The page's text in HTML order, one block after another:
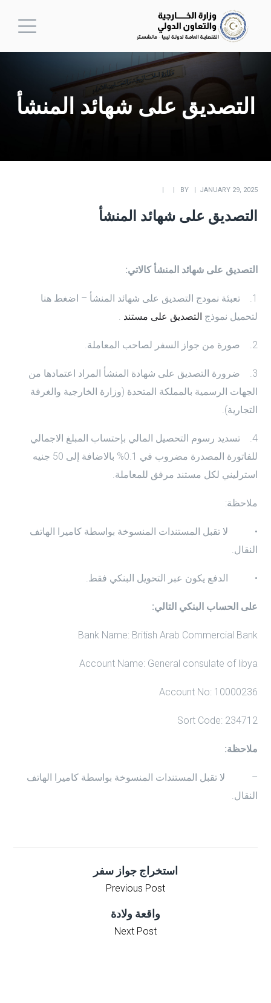
التصديق على شهائد المنشأ
JANUARY 29, 2025
BY
التصديق على شهائد المنشأ
التصديق على شهائد المنشأ كالاتي:
1. تعبئة نمودج التصديق على شهائد المنشأ – اضغط هنا
لتحميل نموذج التصديق على مستند .
2. صورة من جواز السفر لصاحب المعاملة.
3. ضرورة التصديق على شهادة المنشأ المراد اعتمادها من
الجهات الرسمية بالمملكة المتحدة (وزارة الخارجية والغرفة
التجارية).
4. تسديد رسوم التحصيل المالي بإحتساب المبلغ الاجمالي
للفاتورة المصدرة مضروب في 0.1% بالاضافة إلى 50 جنيه
استرليني لكل مستند مرفق للمعاملة.
ملاحظة:
• لا تقبل المستندات المنسوخة بواسطة كاميرا الهاتف
النقال.
• الدفع يكون عبر التحويل البنكي فقط.
على الحساب البنكي التالي:
Bank Name: British Arab Commercial Bank
Account Name: General consulate of libya
Account No: 10000236
Sort Code: 234712
ملاحظة:
– لا تقبل المستندات المنسوخة بواسطة كاميرا الهاتف
النقال.
استخراج جواز سفر
Previous Post
واقعة ولادة
Next Post